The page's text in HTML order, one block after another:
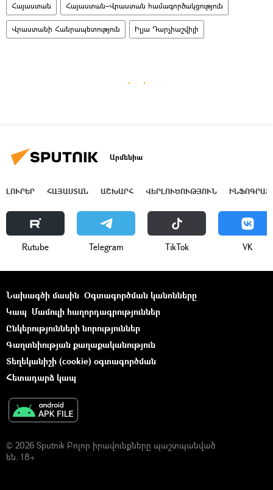
Հայաստան Հայաստան–Վրաստան համագործակցություն
Վրաստանի Հանրապետություն Իլյա Դարչիաշվիլի
Արմենիա
ԼՈՒՐԵՐ ՀԱՅԱՍՏԱՆ ԱՇԽԱՐՀ ՎԵՐԼՈՒԾՈՒԹՅՈՒՆ
Rutube Telegram ТikТоk VK
Նախագծի մասին Օգտագործման կանոնները
Կապ Մամուլի հաղորդագրություններ
Ընկերությունների նորություններ
Գաղտնիության քաղաքականություն
Տեղեկանիշի (cookie) օգտագործման
Հետադարձ կապ
© 2026 Sputnik Բոլոր իրավունքները պաշտպանված
են. 18+